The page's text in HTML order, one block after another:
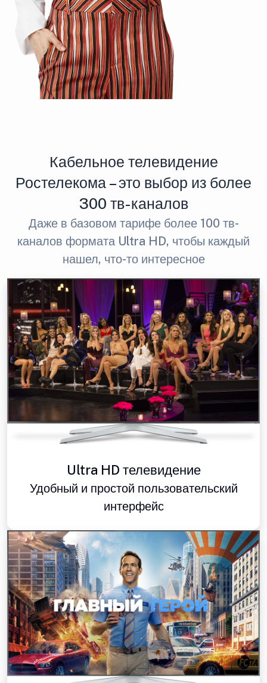
Кабельное телевидение
Ростелекома – это выбор из более
300 тв-каналов
Даже в базовом тарифе более 100 тв-
каналов формата Ultra HD, чтобы каждый
нашел, что-то интересное
Ultra HD телевидение
Удобный и простой пользовательский
интерфейс